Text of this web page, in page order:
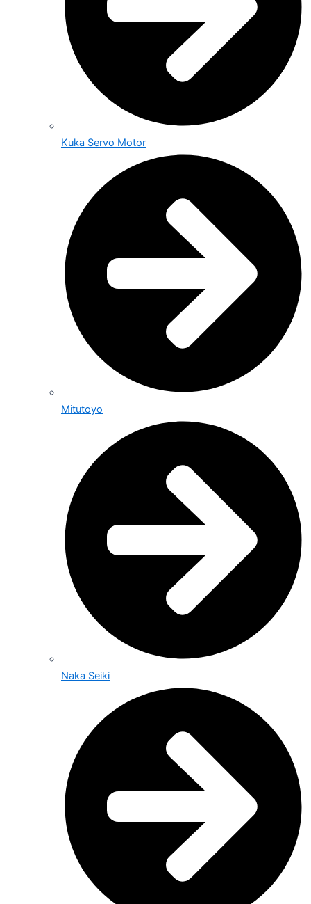
Kuka Servo Motor
Mitutoyo
Naka Seiki